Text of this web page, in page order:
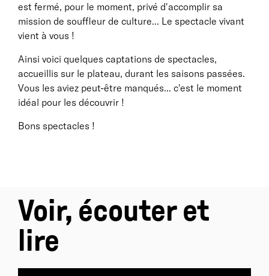
est fermé, pour le moment, privé d'accomplir sa
mission de souffleur de culture... Le spectacle vivant
vient à vous !
Ainsi voici quelques captations de spectacles,
accueillis sur le plateau, durant les saisons passées.
Vous les aviez peut-être manqués... c'est le moment
idéal pour les découvrir !
Bons spectacles !
Voir, écouter et
lire